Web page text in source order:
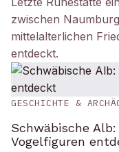
zwischen
mittelalterlichen
entdeckt.
GESCHICHTE &
Schwäbische
Vogelfiguren